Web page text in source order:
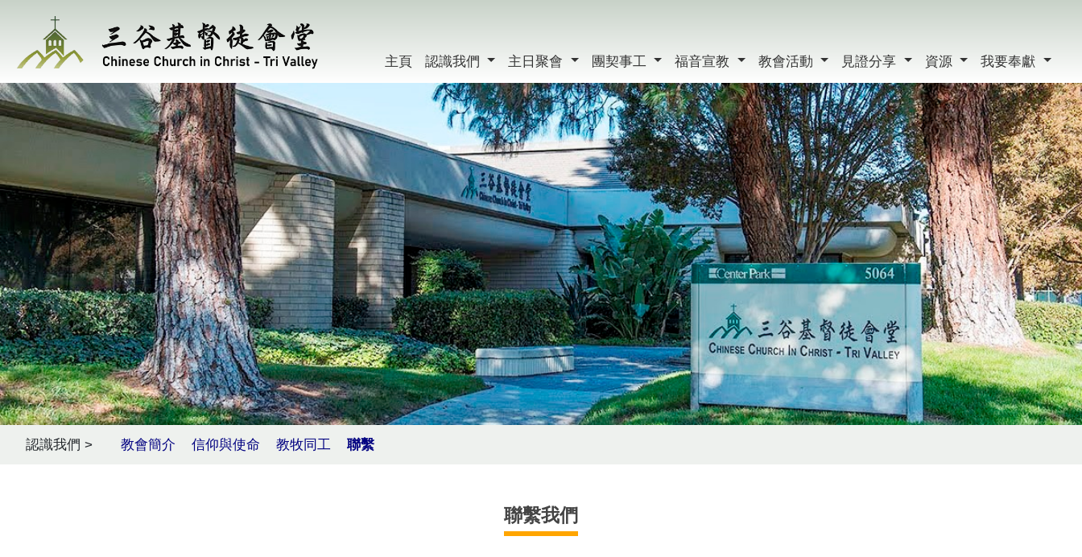
主頁 認識我們 主日聚會 團契事工 福音宣教 教會活動 見證分享 資源 我要奉獻
認識我們 > 教會簡介 信仰與使命 教牧同工 聯繫
聯繫我們